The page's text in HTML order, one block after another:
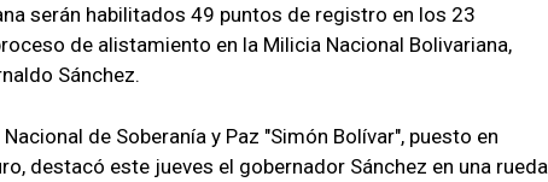
serán habilitados 49 puntos de registro en los 23
de alistamiento en la Milicia Nacional Bolivariana,
Sánchez.
de Soberanía y Paz "Simón Bolívar", puesto en
destacó este jueves el gobernador Sánchez en una rueda